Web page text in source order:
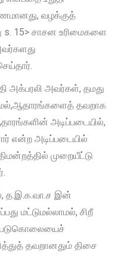
வழக்குத்
s. 15> சாசன உரிமைகளை
அக்பரலி அவர்கள், தமது
தவறாக
அடிப்படையில்,
என்ற அடிப்படையில்
முறையீட்டு
த.இ.க.வா.ச இன்
மட்டுமல்லாமல், சிறீ
தவறானதும் திசை